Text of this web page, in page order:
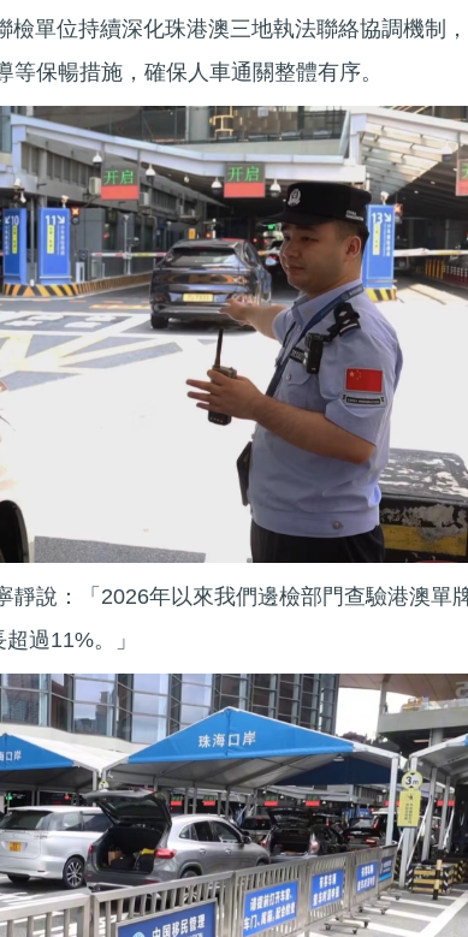
單位持續深化珠港澳三地執法聯絡協調機制，
保暢措施，確保人車通關整體有序。
靜說：「2026年以來我們邊檢部門查驗港澳單
過11%。」